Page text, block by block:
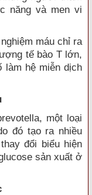
năng và men vi
máu chỉ ra
tế bào T lớn,
hệ miễn dịch
một loại
đó tạo ra nhiều
đổi biểu hiện
sản xuất ở